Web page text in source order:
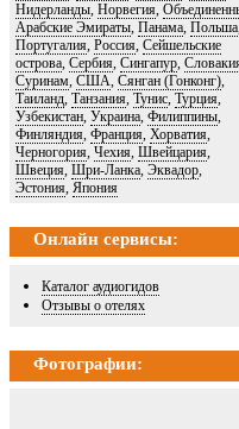
Нидерланды, Норвегия,
Арабские Эмираты, Панама, Польша,
Португалия, Россия, Сейшельские
острова, Сербия, Сингапур,
Суринам, США Сянган (Гонконг),
Таиланд, Танзания, Тунис, Турция,
Узбекистан, Украина, Филиппины,
Финляндия, Франция, Хорватия,
Черногория, Чехия, Швейцария,
Швеция, Шри-Ланка, Эквадор,
Эстония, Япония
Онлайн сервисы:
Каталог аудиогидов
Отзывы о отелях
Фотографии: